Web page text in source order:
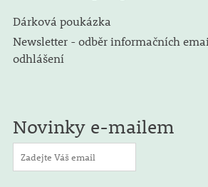
Dárková poukázka
Newsletter - odběr informačních
odhlášení
Novinky e-mailem